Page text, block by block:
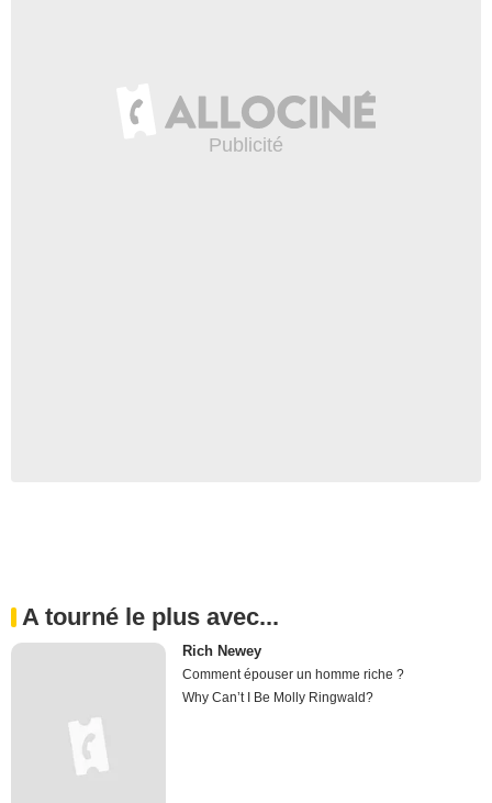
A tourné le plus avec...
Rich Newey
Comment épouser un homme riche ?
Why Can’t I Be Molly Ringwald?